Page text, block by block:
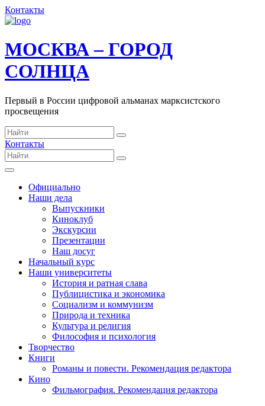
Контакты
МОСКВА – ГОРОД
СОЛНЦА
Первый в России цифровой альманах марксистского
просвещения
Контакты
Официально
Наши дела
Выпускники
Киноклуб
Экскурсии
Презентации
Наш досуг
Начальный курс
Наши университеты
История и ратная слава
Публицистика и экономика
Социализм и коммунизм
Природа и техника
Культура и религия
Философия и психология
Творчество
Книги
Романы и повести. Рекомендация редактора
Кино
Фильмография. Рекомендация редактора